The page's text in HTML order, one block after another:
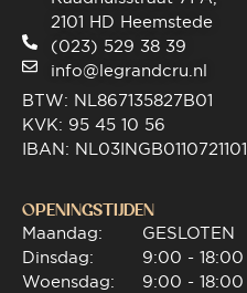
2101 HD Heemstede
(023) 529 38 39
info@legrandcru.nl
BTW: NL867135827B01
KVK: 95 45 10 56
IBAN: NL03INGB0110721101
OPENINGSTIJDEN
Maandag:
Dinsdag:
Woensdag:
GESLOTEN
9:00 - 18:00
9:00 - 18:00